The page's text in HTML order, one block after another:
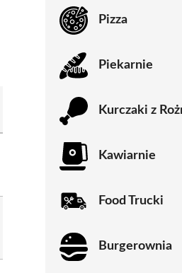
Pizza
Piekarnie
Kurczaki z
Kawiarnie
Food Trucki
Burgerownia